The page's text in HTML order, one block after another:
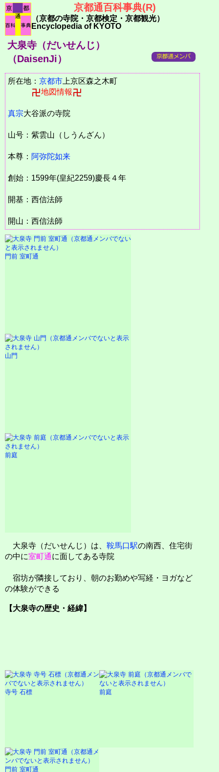
京都通百科事典(R)
（京都の寺院・京都検定・京都観光）
Encyclopedia of KYOTO
大泉寺（だいせんじ）
（DaisenJi）
所在地： 京都市 上京区森之木町
地図情報
真宗大谷派の寺院
山号：紫雲山（しうんざん）
本尊： 阿弥陀如来
創始：1599年(皇紀2259)慶長４年
開基：西信法師
開山：西信法師
門前 室町通
山門
前庭
大泉寺（だいせんじ）は、 鞍馬口駅の南西、住宅街
の中に室町通に面してある寺院
宿坊が隣接しており、朝のお勤めや写経・ヨガなど
の体験ができる
【大泉寺の歴史・経緯】
寺号 石標 前庭
門前 室町通